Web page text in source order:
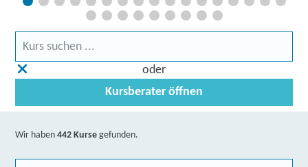
oder
Kursberater öffnen
Wir haben442 Kurse gefunden.